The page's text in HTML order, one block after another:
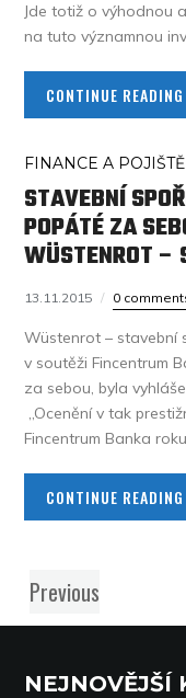
Jde totiž o výhodnou
na tuto významnou
CONTINUE READING
FINANCE A
STAVEBNÍ
POPÁTÉ ZA
WÜSTENROT –
13.11.2015 0
Wüstenrot – stavební
v soutěži Fincentrum
za sebou, byla
„Ocenění v tak
Fincentrum Banka
CONTINUE READING
Previous
NEJNOVĚJŠÍ